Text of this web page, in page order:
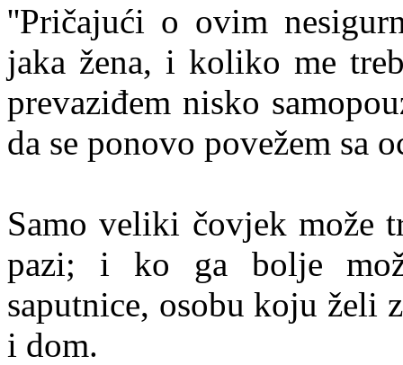
''Pričajući o ovim
jaka žena, i koliko me
prevaziđem nisko
da se ponovo povežem sa
Samo veliki čovjek može
pazi; i ko ga bolje
saputnice, osobu koju želi
i dom.